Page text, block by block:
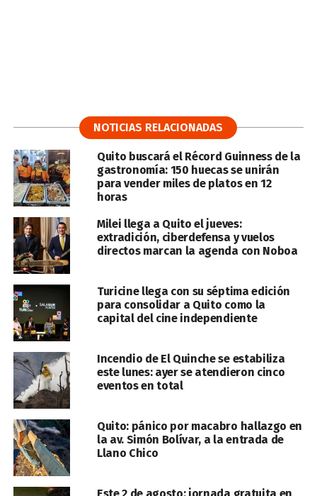
NOTICIAS RELACIONADAS
Quito buscará el Récord Guinness de la
gastronomía: 150 huecas se unirán
para vender miles de platos en 12
horas
Milei llega a Quito el jueves:
extradición, ciberdefensa y vuelos
directos marcan la agenda con Noboa
Turicine llega con su séptima edición
para consolidar a Quito como la
capital del cine independiente
Incendio de El Quinche se estabiliza
este lunes: ayer se atendieron cinco
eventos en total
Quito: pánico por macabro hallazgo en
la av. Simón Bolívar, a la entrada de
Llano Chico
Este 2 de agosto: jornada gratuita en